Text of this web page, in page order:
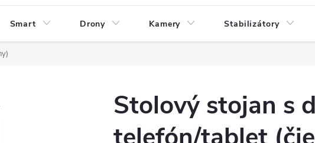
Smart Drony Kamery Stabilizátory
Stolový stojan s